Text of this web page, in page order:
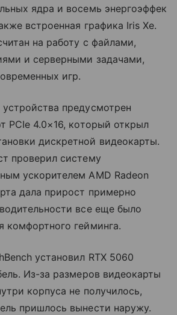
ядра и восемь энергоэффек
встроенная графика Iris Xe.
на работу с файлами,
и серверными задачами,
игр.
предусмотрен
PCIe 4.0×16, который открыл
дискретной видеокарты.
проверил систему
ускорителем AMD Radeon
дала прирост примерно
все еще было
комфортного гейминга.
установил RTX 5060
Из-за размеров видеокарты
корпуса не получилось,
пришлось вынести наружу.